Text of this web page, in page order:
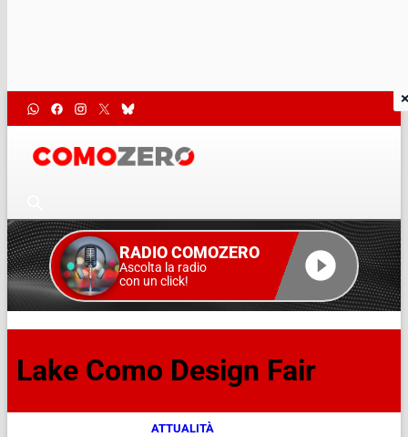
RADIO COMOZERO
Ascolta la radio
con un click!
Lake Como Design Fair
ATTUALITÀ